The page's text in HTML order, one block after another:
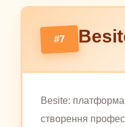
#7
Besite:
створення